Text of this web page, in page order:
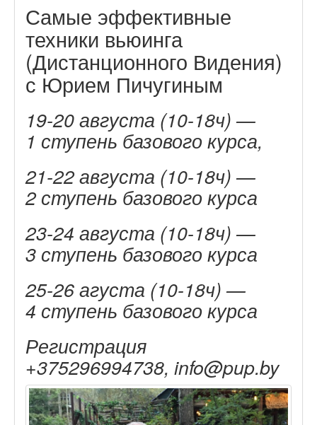
Самые эффективные
техники вьюинга
(Дистанционного Видения)
с Юрием Пичугиным
19-20 августа (10-18ч) —
1 ступень базового курса,
21-22 августа (10-18ч) —
2 ступень базового курса
23-24 августа (10-18ч) —
3 ступень базового курса
25-26 агуста (10-18ч) —
4 ступень базового курса
Регистрация
+375296994738, info@pup.by